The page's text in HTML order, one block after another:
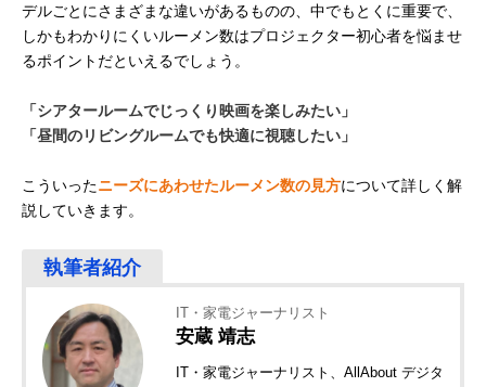
デルごとにさまざまな違いがあるものの、中でもとくに重要で、
しかもわかりにくいルーメン数はプロジェクター初心者を悩ませ
るポイントだといえるでしょう。
「シアタールームでじっくり映画を楽しみたい」
「昼間のリビングルームでも快適に視聴したい」
こういったニーズにあわせたルーメン数の見方について詳しく解
説していきます。
IT・家電ジャーナリスト
安蔵 靖志
IT・家電ジャーナリスト、AllAbout デジタ